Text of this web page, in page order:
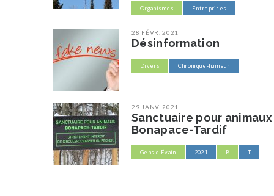
Organismes Entreprises
28 FÉVR. 2021
Désinformation
Divers Chronique-humeur
29 JANV. 2021
Sanctuaire pour animaux
Bonapace-Tardif
Gens d'Évain 2021 B T